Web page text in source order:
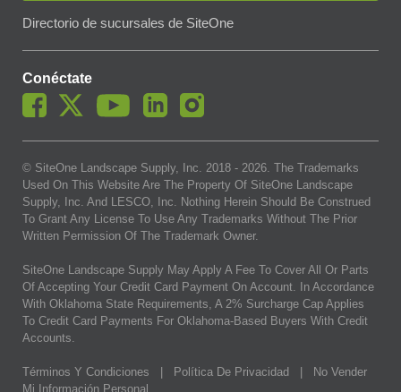
Directorio de sucursales de SiteOne
Conéctate
© SiteOne Landscape Supply, Inc. 2018 - 2026. The Trademarks
Used On This Website Are The Property Of SiteOne Landscape
Supply, Inc. And LESCO, Inc. Nothing Herein Should Be Construed
To Grant Any License To Use Any Trademarks Without The Prior
Written Permission Of The Trademark Owner.
SiteOne Landscape Supply May Apply A Fee To Cover All Or Parts
Of Accepting Your Credit Card Payment On Account. In Accordance
With Oklahoma State Requirements, A 2% Surcharge Cap Applies
To Credit Card Payments For Oklahoma-Based Buyers With Credit
Accounts.
Términos Y Condiciones Política De Privacidad
No Vender
Mi Información Personal